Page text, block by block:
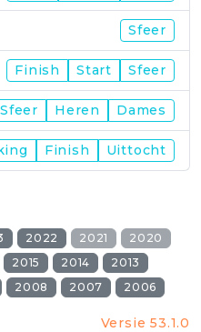
Sfeer
Finish Start Sfeer
Sfeer Heren Dames
Finish Uittocht
2022 2021
2020
2015 2014
2013
2008 2007 2006
Versie 53.1.0